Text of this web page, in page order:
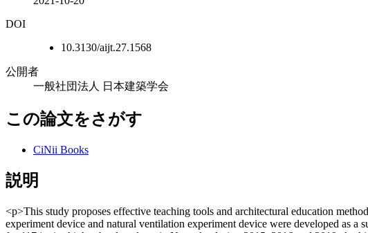
DOI
10.3130/aijt.27.1568
公開者
一般社団法人 日本建築学会
この論文をさがす
CiNii Books
説明
<p>This study proposes effective teaching tools and architectural education
experiment device and natural ventilation experiment device were developed as